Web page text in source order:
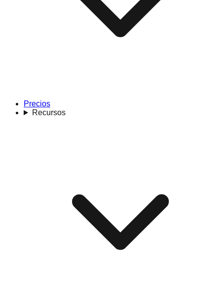
Precios
Recursos